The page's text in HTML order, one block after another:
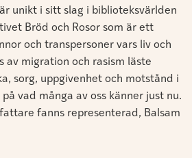
unikt i sitt slag i biblioteksvärlden
Bröd och Rosor som är ett
och transpersoner vars liv och
av migration och rasism läste
sorg, uppgivenhet och motstånd i
vad många av oss känner just nu.
fanns representerad, Balsam